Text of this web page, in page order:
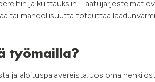
ja kuittauksiin. Laatujärjestelmät
tai mahdollisuutta toteuttaa
työmailla?
ja aloituspalavereista. Jos oma